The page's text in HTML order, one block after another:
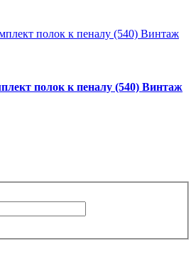
полок к пеналу (540) Винтаж